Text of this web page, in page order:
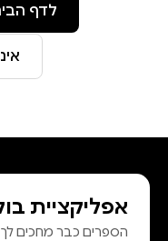
לדף
אפליקציית
הספרים כבר מחכים לך